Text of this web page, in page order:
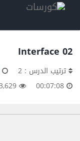
02 Interface
ترتيب الدرس : 2